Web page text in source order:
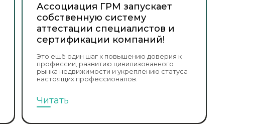
Ассоциация ГРМ запускает
собственную систему
аттестации специалистов и
сертификации компаний!
Это ещё один шаг к повышению доверия к
профессии, развитию цивилизованного
рынка недвижимости и укреплению статуса
настоящих профессионалов.
Читать